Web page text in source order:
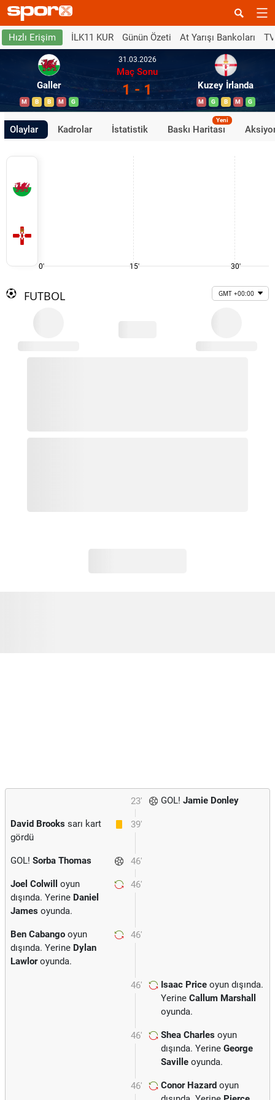
Hızlı Erişim İLK11 KUR Günün Özeti At Yarışı Bankoları
Galler
M B B M G
31.03.2026
Maç Sonu
1 - 1 Kuzey İrlanda
M G B M G
Olaylar Kadrolar İstatistik Baskı Haritası
Yeni
0' 15' 30'
FUTBOL GMT +00:00
23' GOL! Jamie Donley
39'
David Brooks sarı kart
gördü
46'
GOL! Sorba Thomas
46'
Joel Colwill
oyun
dışında. Yerine Daniel
James oyunda.
46'
Ben Cabango oyun
dışında. Yerine Dylan
Lawloroyunda.
46' Isaac Price oyun dışında.
Yerine Callum Marshall
oyunda.
46' Shea Charles oyun
dışında. Yerine George
Saville oyunda.
46' Conor Hazard oyun